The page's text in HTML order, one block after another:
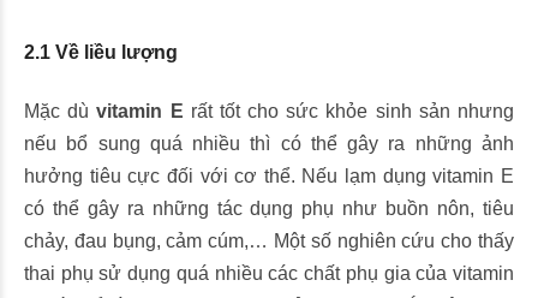
2.1 Về liều lượng
Mặc dùvitamin E rất tốt cho sức khỏe sinh sản nhưng
nếu bổ sung quá nhiều thì có thể gây ra những ảnh
hưởng tiêu cực đối với cơ thể. Nếu lạm dụng vitamin E
có thể gây ra những tác dụng phụ như buồn nôn, tiêu
chảy, đau bụng, cảm cúm,… Một số nghiên cứu cho thấy
thai phụ sử dụng quá nhiều các chất phụ gia của vitamin